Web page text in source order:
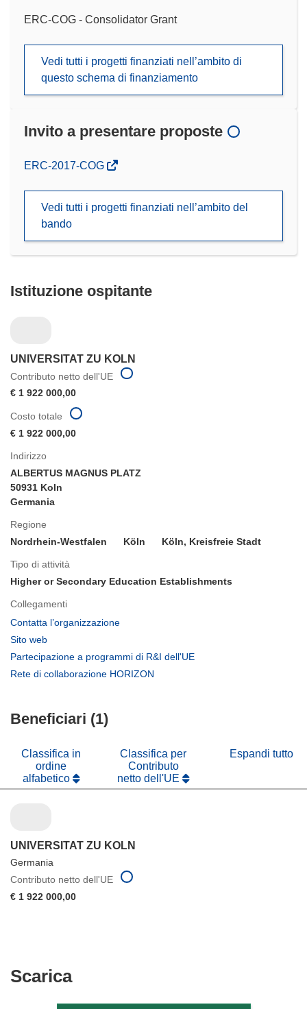
ERC-COG - Consolidator Grant
Vedi tutti i progetti finanziati nell’ambito di
questo schema di finanziamento
Invito a presentare proposte
(si
nuova
ERC-2017-COG
Vedi tutti i progetti finanziati nell’ambito del
bando
Istituzione ospitante
UNIVERSITAT ZU KOLN
Contributo netto dell'UE
€ 1 922 000,00
Indirizzo
ALBERTUS MAGNUS PLATZ
50931 Koln
Germania
Regione
Nordrhein-Westfalen
Köln Köln, Kreisfreie Stadt
Tipo di attività
Higher or Secondary Education Establishments
Collegamenti
Contatta l’organizzazione
nuova
Sito web
apre
finestra)
Partecipazione a programmi di R&I dell'UE
Rete di collaborazione HORIZON
Costo totale
€ 1 922 000,00
Beneficiari (1)
Classifica in
ordine
alfabetico
Classifica per
Contributo
netto dell'UE
Espandi tutto
UNIVERSITAT ZU KOLN
Germania
Contributo netto dell'UE
€ 1 922 000,00
ScaricaScarica